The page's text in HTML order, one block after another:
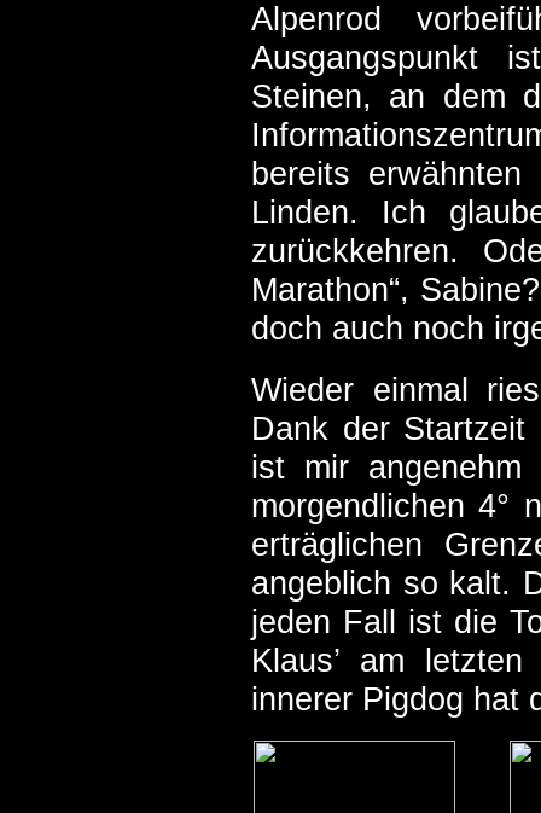
Alpenrod
Ausgangspunkt
Steinen, an dem
bereits
Linden. Ich
zurückkehren.
Marathon“,
doch auch noch
Wieder einmal
Dank der Startzeit
ist mir angenehm
morgendlichen 4°
erträglichen
angeblich so kalt.
jeden Fall ist die
Klaus’ am
innerer Pigdog hat